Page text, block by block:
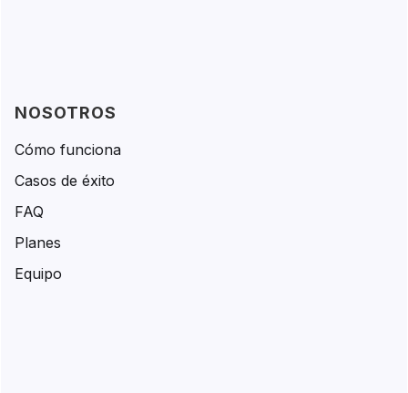
NOSOTROS
Cómo funciona
Casos de éxito
FAQ
Planes
Equipo